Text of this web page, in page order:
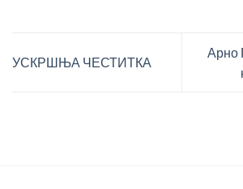
УСКРШЊА ЧЕСТИТКА
Арно